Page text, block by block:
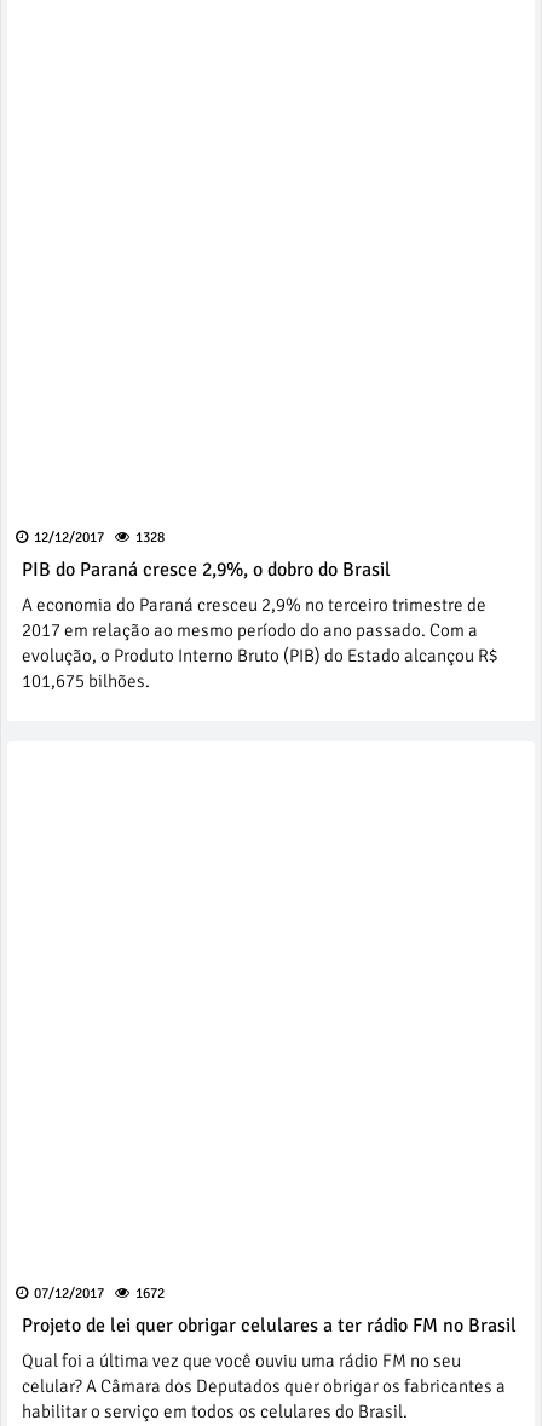
12/12/2017 1328
PIB do Paraná cresce 2,9%, o dobro do Brasil
A economia do Paraná cresceu 2,9% no terceiro trimestre de
2017 em relação ao mesmo período do ano passado. Com a
evolução, o Produto Interno Bruto (PIB) do Estado alcançou R$
101,675 bilhões.
07/12/2017 1672
Projeto de lei quer obrigar celulares a ter rádio FM no Brasil
Qual foi a última vez que você ouviu uma rádio FM no seu
celular? A Câmara dos Deputados quer obrigar os fabricantes a
habilitar o serviço em todos os celulares do Brasil.